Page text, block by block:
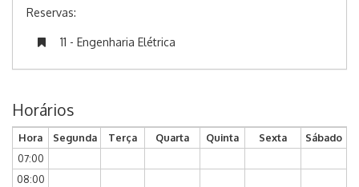
Reservas:
11 - Engenharia Elétrica
Horários
Hora Segunda Terça Quarta Quinta Sexta
Sábado
07:00
08:00